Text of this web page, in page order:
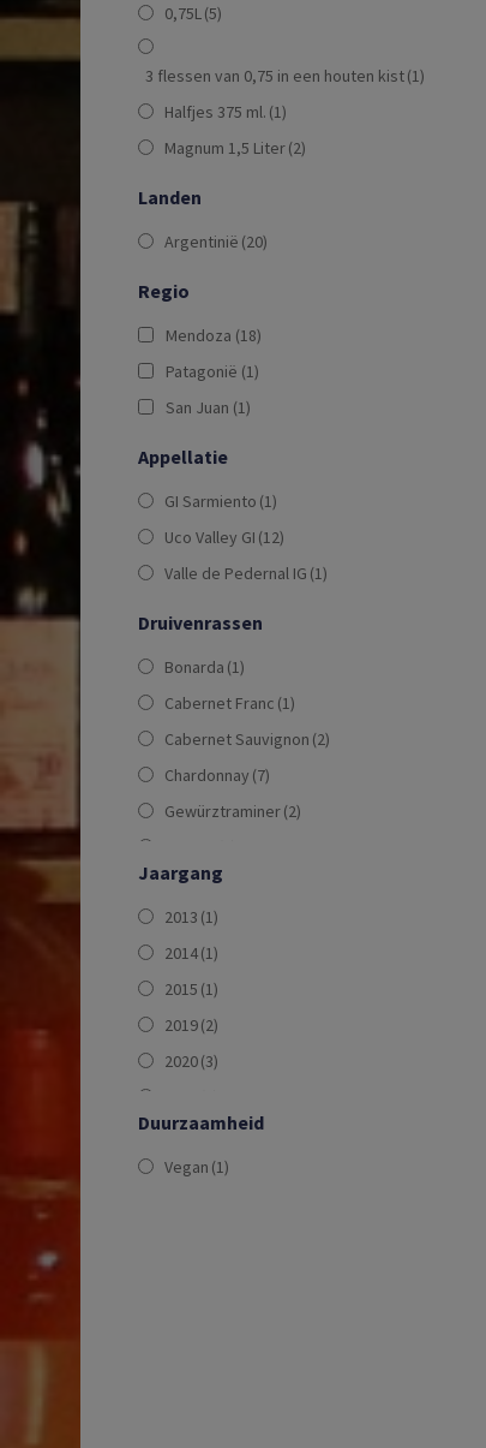
0,75L(5)
3 flessen van 0,75 in een houten kist(1)
Halfjes 375 ml. (1)
Magnum 1,5 Liter(2)
Landen
Argentinië (20)
Regio
Mendoza (18)
Patagonië (1)
San Juan (1)
Appellatie
GI Sarmiento (1)
Uco Valley GI (12)
Valle de Pedernal IG (1)
Druivenrassen
Bonarda (1)
Cabernet Franc (1)
Cabernet Sauvignon (2)
Chardonnay (7)
Gewürztraminer(2)
Merlot(1)
Pinot Gris
Pinot Noir
Sauvignon Blanc
Viognier
Jaargang
2013 (1)
2014(1)
2015 (1)
2019(2)
2020(3)
2022(6)
2023(1)
Duurzaamheid
Vegan (1)